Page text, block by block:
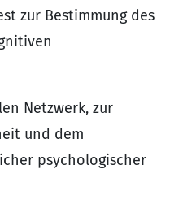
zur Bestimmung des
Netzwerk, zur
und dem
psychologischer